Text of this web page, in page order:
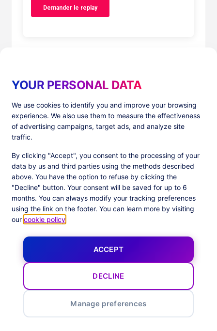
YOUR PERSONAL DATA
We use cookies to identify you and improve your browsing
experience. We also use them to measure the effectiveness
of advertising campaigns, target ads, and analyze site
traffic.
By clicking "Accept", you consent to the processing of your
data by us and third parties using the methods described
above. You have the option to refuse by clicking the
"Decline" button. Your consent will be saved for up to 6
months. You can always modify your tracking preferences
using the link on the footer. You can learn more by visiting
our cookie policy
ACCEPT
DECLINE
Manage preferences
Products
PlatformX Server-Side Tracking
Adloop Media Optimisation
Resources
White Papers
Product Documentation
Company
About us
Our Team
Get Certified
Data Centers in
European Union